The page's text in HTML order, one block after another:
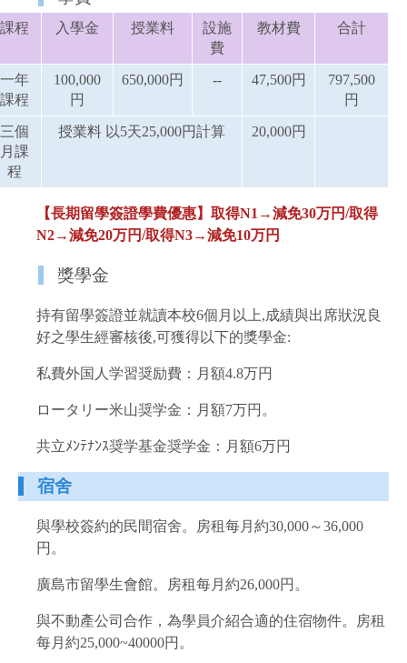
課程 入學金 授業料
設施
費
教材費 合計
一年
課程
100,000
円
650,000円 -- 47,500円
797,500
円
三個
月課
程
授業料 以5天25,000円計算 20,000円
【長期留學簽證學費優惠】取得N1→減免30万円/取得
N2→減免20万円/取得N3→減免10万円
獎學金
持有留學簽證並就讀本校6個月以上,成績與出席狀況良
好之學生經審核後,可獲得以下的獎學金:
私費外国人学習奨励費：月額4.8万円
ロータリー米山奨学金：月額7万円。
共立ﾒﾝﾃﾅﾝｽ奨学基金奨学金：月額6万円
宿舍
與學校簽約的民間宿舍。房租每月約30,000～36,000
円。
廣島市留學生會館。房租每月約26,000円。
與不動產公司合作，為學員介紹合適的住宿物件。房租
每月約25,000~40000円。